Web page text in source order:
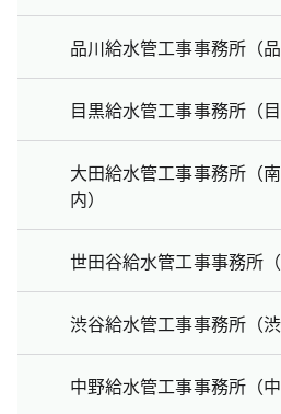
品川給水管工事事務所（品
目黒給水管工事事務所（目
大田給水管工事事務所（
内）
世田谷給水管工事事務所
渋谷給水管工事事務所（渋
中野給水管工事事務所（中